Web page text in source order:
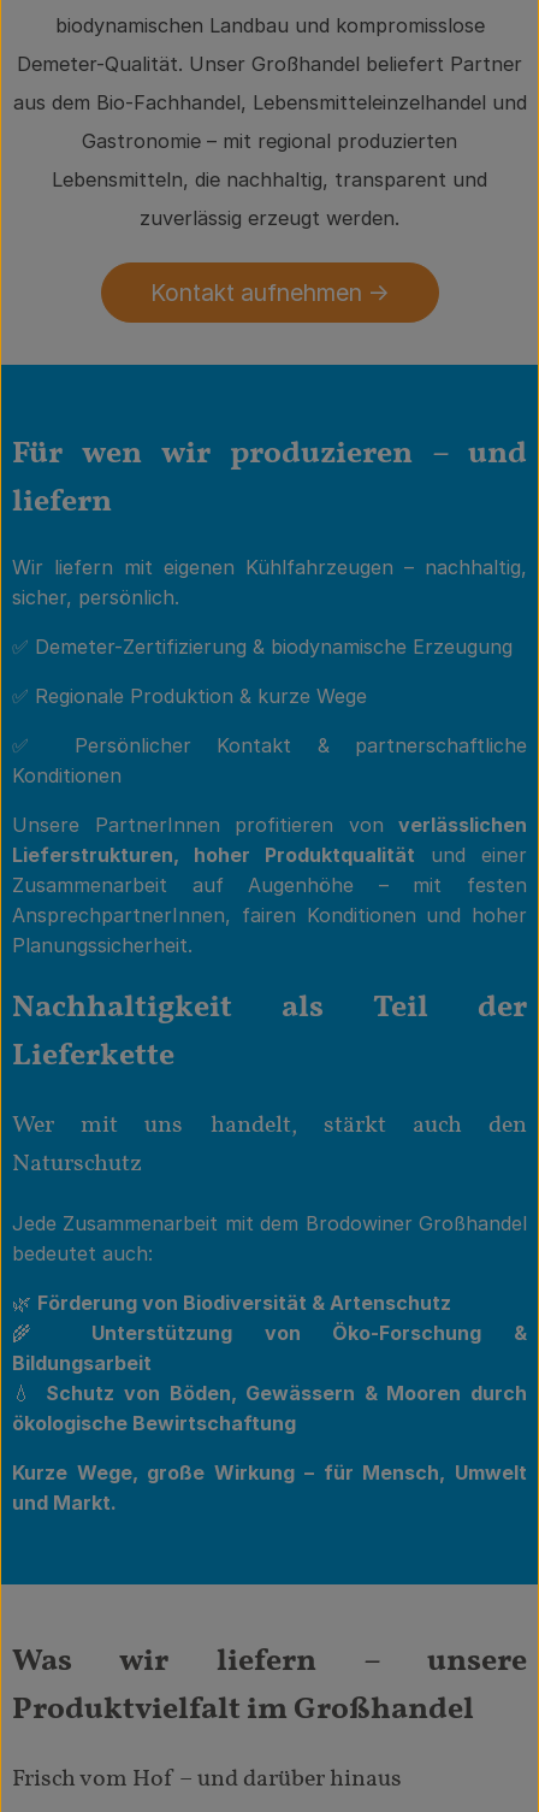
biodynamischen Landbau und kompromisslose
Demeter-Qualität. Unser Großhandel beliefert Partner
aus dem Bio-Fachhandel, Lebensmitteleinzelhandel und
Gastronomie – mit regional produzierten
Lebensmitteln, die nachhaltig, transparent und
zuverlässig erzeugt werden.
Kontakt aufnehmen ->
Für wen wir produzieren – und
liefern
Wir liefern mit eigenen Kühlfahrzeugen – nachhaltig,
sicher, persönlich.
✅ Demeter-Zertifizierung & biodynamische Erzeugung
✅ Regionale Produktion & kurze Wege
✅ Persönlicher Kontakt & partnerschaftliche
Konditionen
Unsere PartnerInnen profitieren von verlässlichen
Lieferstrukturen, hoher Produktqualität und einer
Zusammenarbeit auf Augenhöhe – mit festen
AnsprechpartnerInnen, fairen Konditionen und hoher
Planungssicherheit.
Nachhaltigkeit als Teil der
Lieferkette
Wer mit uns handelt, stärkt auch den
Naturschutz
Jede Zusammenarbeit mit dem Brodowiner Großhandel
bedeutet auch:
🌿 Förderung von Biodiversität & Artenschutz
🌾 Unterstützung von Öko-Forschung &
Bildungsarbeit
💧 Schutz von Böden, Gewässern & Mooren durch
ökologische Bewirtschaftung
Kurze Wege, große Wirkung – für Mensch, Umwelt
und Markt.
Was wir liefern – unsere
Produktvielfalt im Großhandel
Frisch vom Hof – und darüber hinaus